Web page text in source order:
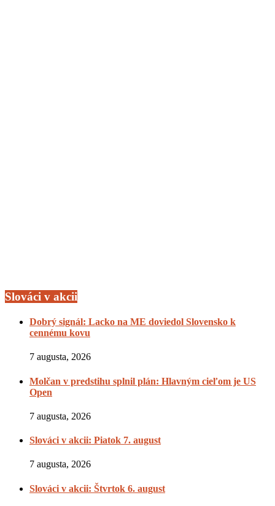
Slováci v akcii
Dobrý signál: Lacko na ME doviedol Slovensko k
cennému kovu
7 augusta, 2026
Molčan v predstihu splnil plán: Hlavným cieľom je US
Open
7 augusta, 2026
Slováci v akcii: Piatok 7. august
7 augusta, 2026
Slováci v akcii: Štvrtok 6. august